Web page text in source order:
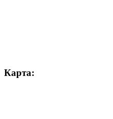
Карта: